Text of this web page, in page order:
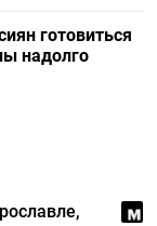
готовиться
надолго